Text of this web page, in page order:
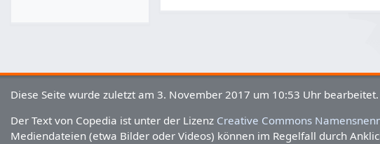
Diese Seite wurde zuletzt am 3. November 2017 um 10:53 Uhr bearbeitet.
Der Text von Copedia ist unter der Lizenz Creative Commons
Mediendateien (etwa Bilder oder Videos) können im Regelfall durch